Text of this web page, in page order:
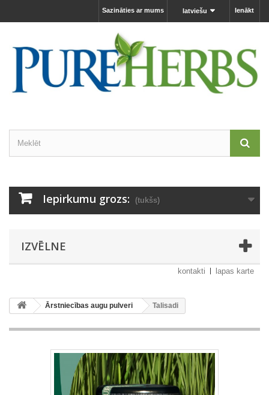
Ienākt
latviešu
Sazināties ar mums
Iepirkumu grozs: (tukšs)
IZVĒLNE
kontakti lapas karte
Ārstniecības augu pulveri Talisadi